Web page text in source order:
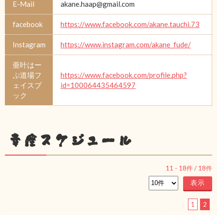
E-Mail akane.haap@gmail.com
facebook https://www.facebook.com/akane.tauchi.73
Instagram https://www.instagram.com/akane_fude/
亜叶はー
ぷ道場フ
ェイスブ
ック
https://www.facebook.com/profile.php?
id=100064435464597
幸座スケジュール
11 - 18件 / 18件
1 2